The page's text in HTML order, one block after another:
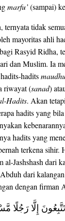
marfu’(sampai)
ternyata tidak
mayoritas ahli
Rasyid Ridha,
dan Muslim. Ia
hadits
riwayat (sanad)
Hadits. Akan
hadits yang
hadits yang
terkena sihir.
al-Jashshash dari
dari
dengan firman
إِلَّا رَجُلًا